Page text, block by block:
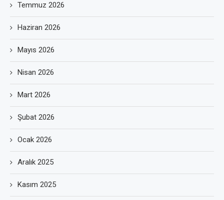
Temmuz 2026
Haziran 2026
Mayıs 2026
Nisan 2026
Mart 2026
Şubat 2026
Ocak 2026
Aralık 2025
Kasım 2025